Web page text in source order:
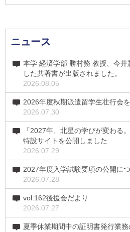
ニュース
本学 経済学部 勝村務 教授、今
した共著書が出版されました。
2026.08.05
2026年度秋期派遣留学生壮行会
2026.07.30
「2027年、北星の学びが変わる
特設サイトを公開しました
2026.07.29
2027年度入学試験要項の公開に
2026.07.28
vol.162後援会だより
2026.07.27
夏季休業期間中の証明書発行業務